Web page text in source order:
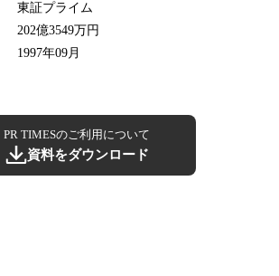
東証プライム
202億3549万円
1997年09月
PR TIMESのご利用について
資料をダウンロード